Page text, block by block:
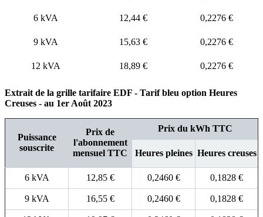
6 kVA 12,44 € 0,2276 €
9 kVA 15,63 € 0,2276 €
12 kVA 18,89 € 0,2276 €
Extrait de la grille tarifaire EDF - Tarif bleu option Heures
Creuses - au 1er Août 2023
Puissance
souscrite
Prix de
l'abonnement
mensuel TTC
Prix du kWh TTC
Heures pleines Heures creuses
6 kVA 12,85 € 0,2460 € 0,1828 €
9 kVA 16,55 € 0,2460 € 0,1828 €